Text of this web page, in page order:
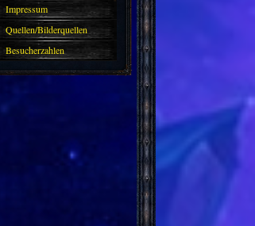
Impressum
Quellen/Bilderquellen
Besucherzahlen